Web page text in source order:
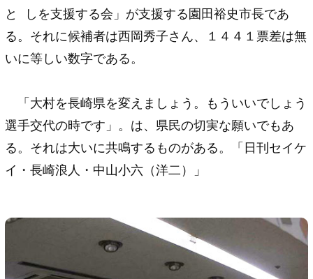
と しを支援する会」が支援する園田裕史市長であ
る。それに候補者は西岡秀子さん、１４４１票差は無
いに等しい数字である。
「大村を長崎県を変えましょう。もういいでしょう
選手交代の時です」。は、県民の切実な願いでもあ
る。それは大いに共鳴するものがある。「日刊セイケ
イ・長崎浪人・中山小六（洋二）」